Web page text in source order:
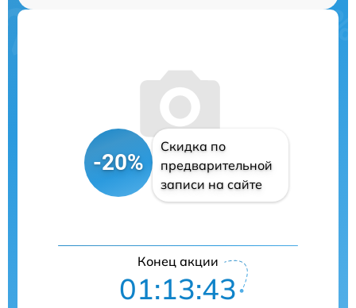
-20%
Скидка по
предварительной
записи на сайте
Конец акции
01:13:42